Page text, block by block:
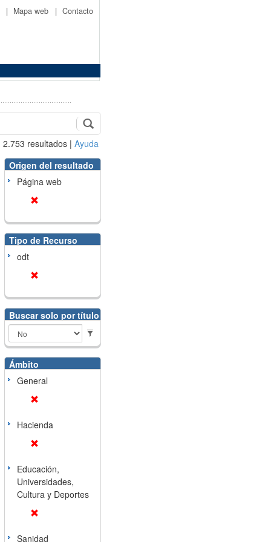
| Mapa web | Contacto
2.753 resultados | Ayuda
Origen del resultado
Página web
Tipo de Recurso
odt
Buscar solo por título
Ámbito
General
Hacienda
Educación,
Universidades,
Cultura y Deportes
Sanidad